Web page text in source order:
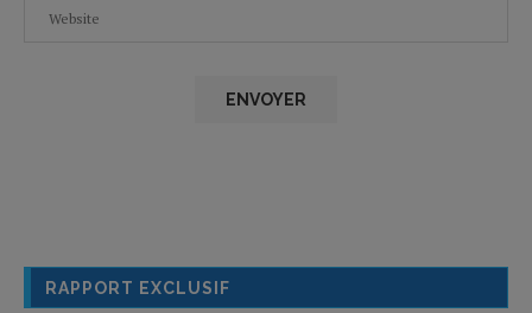
RAPPORT EXCLUSIF